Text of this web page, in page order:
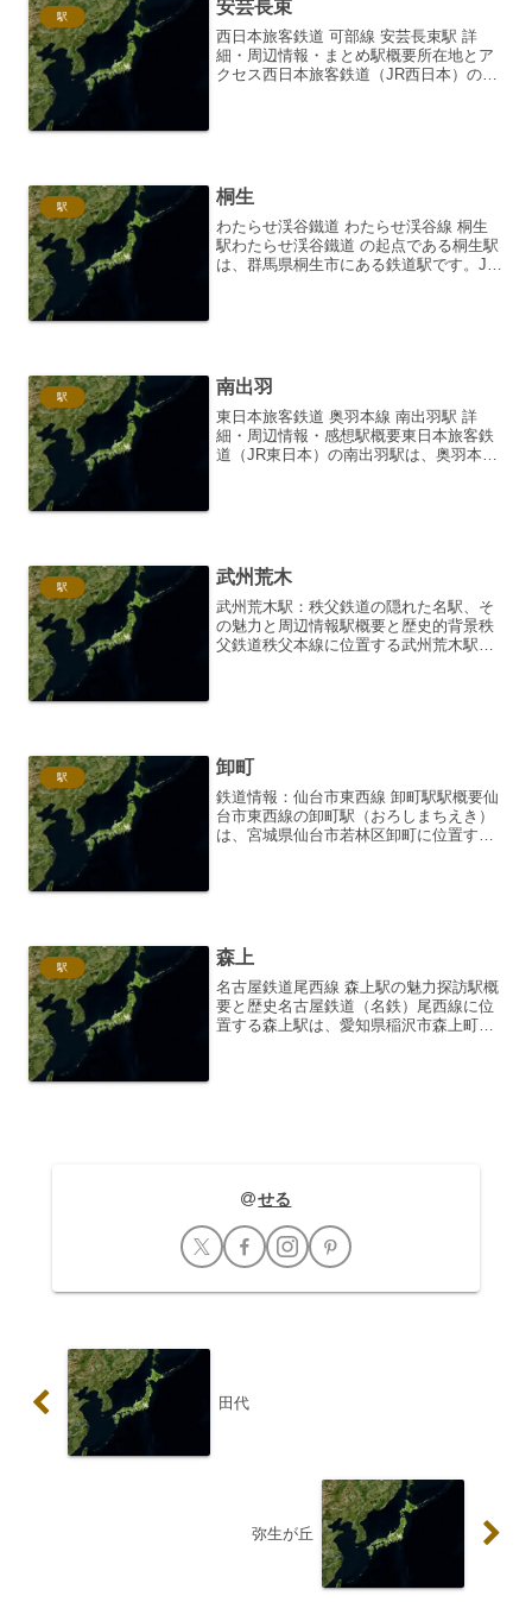
駅 安芸長束
西日本旅客鉄道 可部線 安芸長束駅 詳
細・周辺情報・まとめ駅概要所在地とア
クセス西日本旅客鉄道（JR西日本）の可
駅 桐生
わたらせ渓谷鐵道 わたらせ渓谷線 桐生
駅わたらせ渓谷鐵道 の起点である桐生駅
は、群馬県桐生市にある鉄道駅です。JR
駅 南出羽
東日本旅客鉄道 奥羽本線 南出羽駅 詳
細・周辺情報・感想駅概要東日本旅客鉄
道（JR東日本）の南出羽駅は、奥羽本線
駅 武州荒木
武州荒木駅：秩父鉄道の隠れた名駅、そ
の魅力と周辺情報駅概要と歴史的背景秩
父鉄道秩父本線に位置する武州荒木駅
駅 卸町
鉄道情報：仙台市東西線 卸町駅駅概要仙
台市東西線の卸町駅（おろしまちえき）
は、宮城県仙台市若林区卸町に位置する
駅 森上
名古屋鉄道尾西線 森上駅の魅力探訪駅概
要と歴史名古屋鉄道（名鉄）尾西線に位
置する森上駅は、愛知県稲沢市森上町に
せる
田代
弥生が丘